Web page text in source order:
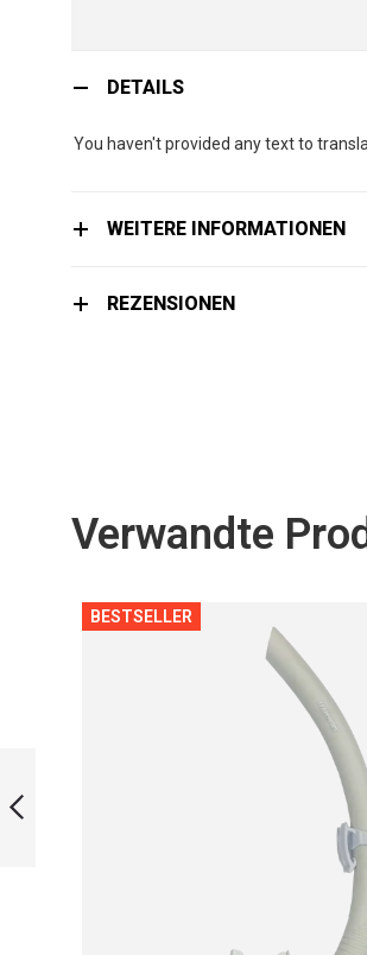
Anfang
springen
DETAILS
You haven't provided any text to
WEITERE INFORMATIONEN
REZENSIONEN
Verwandte
BESTSELLER